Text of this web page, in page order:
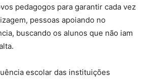
pedagogos para garantir cada vez
pessoas apoiando no
buscando os alunos que não iam
escolar das instituições